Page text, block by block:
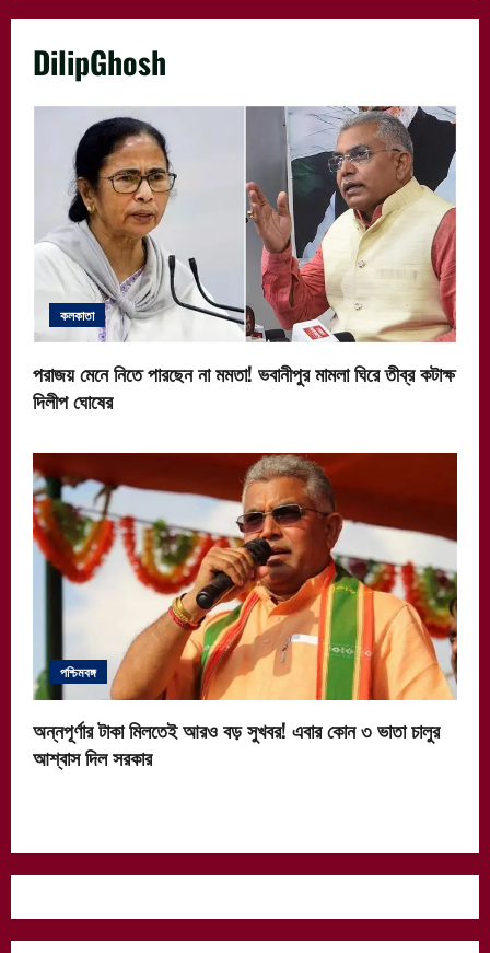
DilipGhosh
কলকাতা
পরাজয় মেনে নিতে পারছেন না মমতা! ভবানীপুর মামলা ঘিরে তীব্র কটাক্ষ
দিলীপ ঘোষের
পশ্চিমবঙ্গ
অন্নপূর্ণার টাকা মিলতেই আরও বড় সুখবর! এবার কোন ৩ ভাতা চালুর
আশ্বাস দিল সরকার